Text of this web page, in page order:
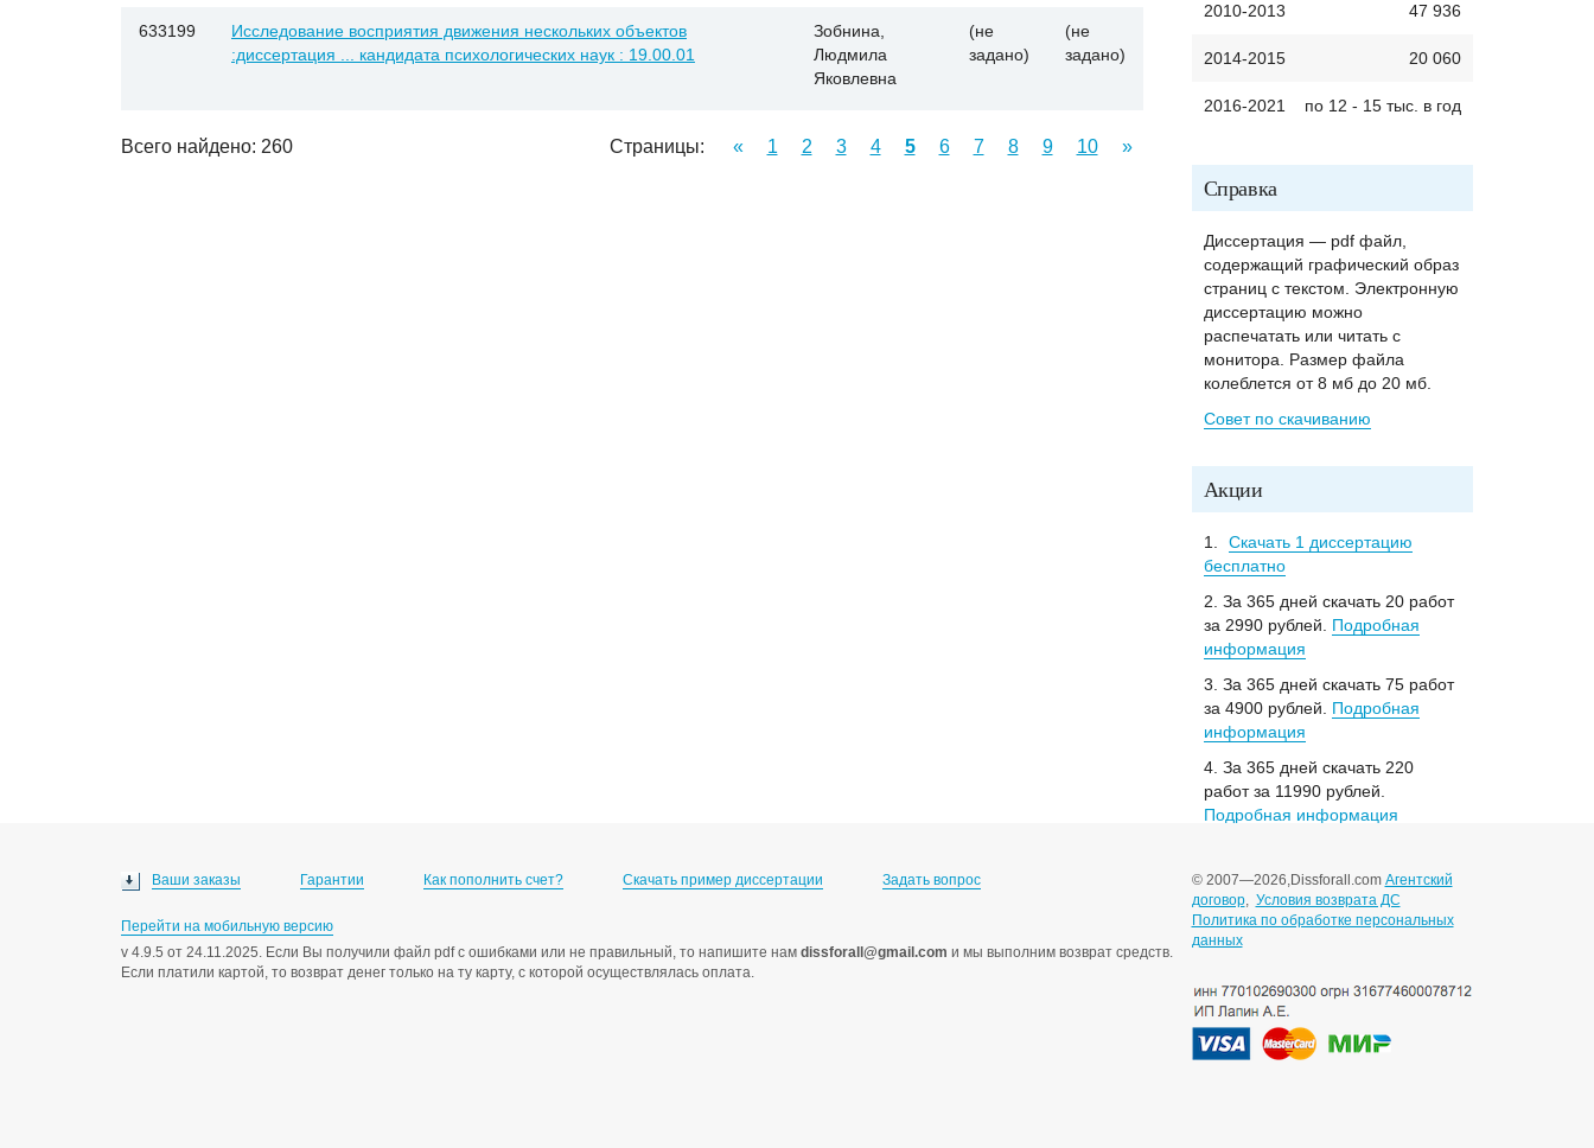
633199
Исследование восприятия движения нескольких объектов
:диссертация ... кандидата психологических наук : 19.00.01
Зобнина,
Людмила
Яковлевна
(не
задано)
(не
задано)
Всего найдено: 260 Страницы: « 1 2 3 4 5 6 7 8 9 10 »
2010-2013 47 936
2014-2015 20 060
2016-2021 по 12 - 15 тыс. в год
Справка
Диссертация — pdf файл,
содержащий графический образ
страниц с текстом. Электронную
диссертацию можно
распечатать или читать с
монитора. Размер файла
колеблется от 8 мб до 20 мб.
Совет по скачиванию
Акции
1.
Скачать 1 диссертацию
бесплатно
2. За 365 дней скачать 20 работ
за 2990 рублей. Подробная
информация
3. За 365 дней скачать 75 работ
за 4900 рублей. Подробная
информация
4. За 365 дней скачать 220
работ за 11990 рублей.
Подробная информация
Ваши заказы Гарантии Как пополнить счет? Скачать пример диссертации Задать вопрос
Перейти на мобильную версию
v 4.9.5 от 24.11.2025. Если Вы получили файл pdf с ошибками или не правильный, то напишите нам dissforall@gmail.com и мы выполним возврат средств.
Если платили картой, то возврат денег только на ту карту, с которой осуществлялась оплата.
© 2007—2026,Dissforall.com Агентский
договор, Условия возврата ДС
Политика по обработке персональных
данных